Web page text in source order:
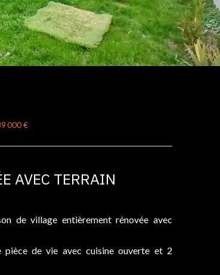
000 €
AVEC TERRAIN
de village entièrement rénovée avec
pièce de vie avec cuisine ouverte et 2